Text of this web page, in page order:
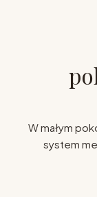
W małym
system